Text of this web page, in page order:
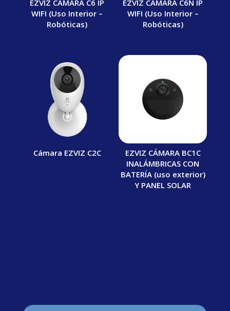
EZVIZ CÁMARA C6 IP
WIFI (Uso Interior –
Robóticas)
EZVIZ CÁMARA C6N IP
WIFI (Uso Interior –
Robóticas)
Cámara EZVIZ C2C
EZVIZ CÁMARA BC1C
INALÁMBRICAS CON
BATERÍA (uso exterior)
Y PANEL SOLAR